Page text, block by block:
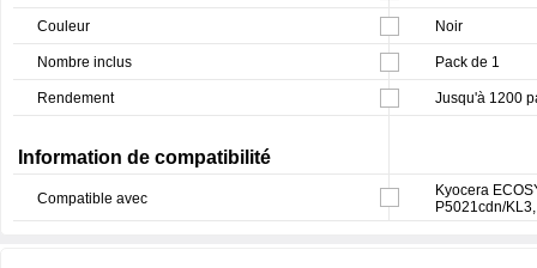
Couleur Noir
Nombre inclus Pack de 1
Rendement Jusqu'à 1200
Information de compatibilité
Compatible avec
Kyocera
P5021cdn/